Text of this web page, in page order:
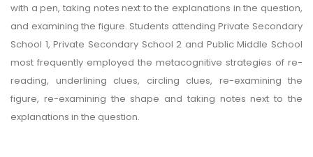
with a pen, taking notes next to the explanations in the question,
and examining the figure. Students attending Private Secondary
School 1, Private Secondary School 2 and Public Middle School
most frequently employed the metacognitive strategies of re-
reading, underlining clues, circling clues, re-examining the
figure, re-examining the shape and taking notes next to the
explanations in the question.